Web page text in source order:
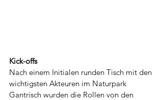
Kick-offs
Nach einem Initialen runden Tisch mit den
wichtigsten Akteuren im Naturpark
Gantrisch wurden die Rollen von den